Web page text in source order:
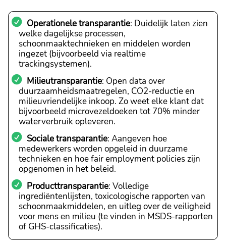
Operationele transparantie: Duidelijk laten zien
welke dagelijkse processen,
schoonmaaktechnieken en middelen worden
ingezet (bijvoorbeeld via realtime
trackingsystemen).
Milieutransparantie: Open data over
duurzaamheidsmaatregelen, CO2-reductie en
milieuvriendelijke inkoop. Zo weet elke klant dat
bijvoorbeeld microvezeldoeken tot 70% minder
waterverbruik opleveren.
Sociale transparantie: Aangeven hoe
medewerkers worden opgeleid in duurzame
technieken en hoe fair employment policies zijn
opgenomen in het beleid.
Producttransparantie: Volledige
ingrediëntenlijsten, toxicologische rapporten van
schoonmaakmiddelen, en uitleg over de veiligheid
voor mens en milieu (te vinden in MSDS-rapporten
of GHS-classificaties).